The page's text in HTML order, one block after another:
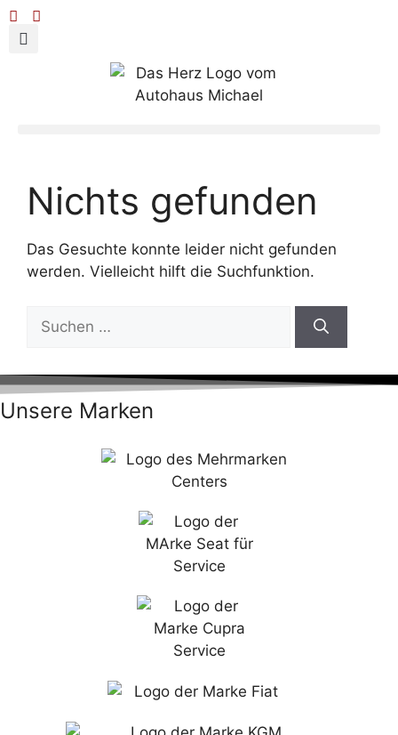
Nichts gefunden
Das Gesuchte konnte leider nicht gefunden
werden. Vielleicht hilft die Suchfunktion.
Unsere Marken